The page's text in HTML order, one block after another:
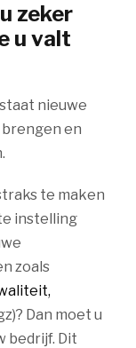
zeker
u valt
staat nieuwe
en
te maken
instelling
zoals
Dan moet u
bedrijf. Dit